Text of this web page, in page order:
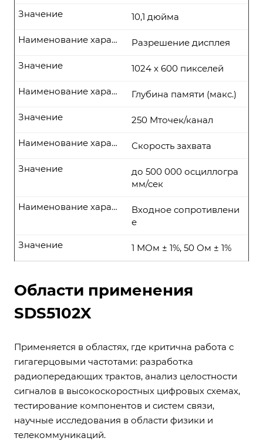
10,1 дюйма
Значение
Разрешение дисплея
Наименование характеристики
1024 x 600 пикселей
Значение
Глубина памяти (макс.)
Наименование характеристики
250 Мточек/канал
Значение
Скорость захвата
Наименование характеристики
до 500 000 осциллогра
мм/сек
Значение
Входное сопротивлени
е
Наименование характеристики
1 МОм ± 1%, 50 Ом ± 1%
Значение
Области применения
SDS5102X
Применяется в областях, где критична работа с
гигагерцовыми частотами: разработка
радиопередающих трактов, анализ целостности
сигналов в высокоскоростных цифровых схемах,
тестирование компонентов и систем связи,
научные исследования в области физики и
телекоммуникаций.